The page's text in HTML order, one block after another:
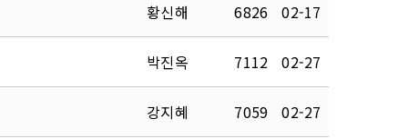
황신해 6826 02-17
박진옥 7112 02-27
강지혜 7059 02-27